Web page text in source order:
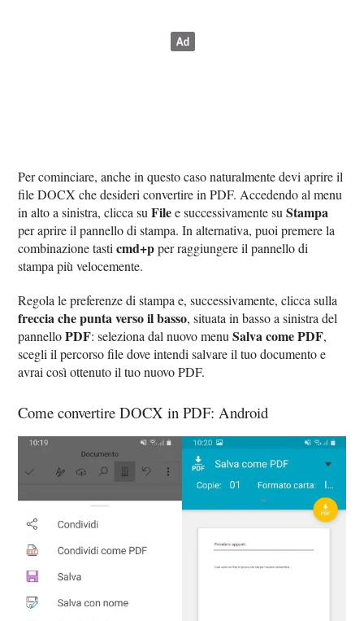
Per cominciare, anche in questo caso naturalmente devi aprire il
file DOCX che desideri convertire in PDF. Accedendo al menu
in alto a sinistra, clicca suFilee successivamente suStampa
per aprire il pannello di stampa. In alternativa, puoi premere la
combinazione tasticmd+pper raggiungere il pannello di
stampa più velocemente.
Regola le preferenze di stampa e, successivamente, clicca sulla
freccia che punta verso il basso, situata in basso a sinistra del
pannelloPDF: seleziona dal nuovo menuSalva come PDF,
scegli il percorso file dove intendi salvare il tuo documento e
avrai così ottenuto il tuo nuovo PDF.
Come convertire DOCX in PDF: Android